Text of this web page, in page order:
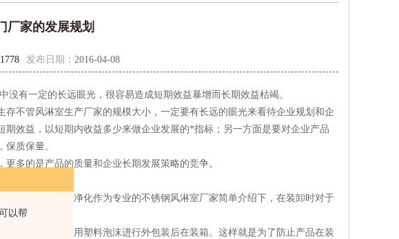
以帮
厂家的发展规划
1778 发布日期： 2016-04-08
有一定的长远眼光，很容易造成短期效益暴增而长期效益枯竭。
不管风淋室生产厂家的规模大小，一定要有长远的眼光来看待企业规划和企
效益，以短期内收益多少来做企业发展的*指标；另一方面是要对企业产品
质保量。
多的是产品的质量和企业长期发展策略的竞争。
注意的。同鑫净化作为专业的不锈钢风淋室厂家简单介绍下，在装卸时对于
理，通常会采用塑料泡沫进行外包装后在装箱。这样就是为了防止产品在装